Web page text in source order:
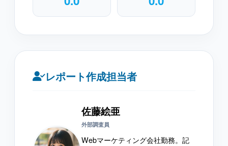
レポート作成担当者
佐藤絵亜
外部調査員
Webマーケティング会社勤務。記